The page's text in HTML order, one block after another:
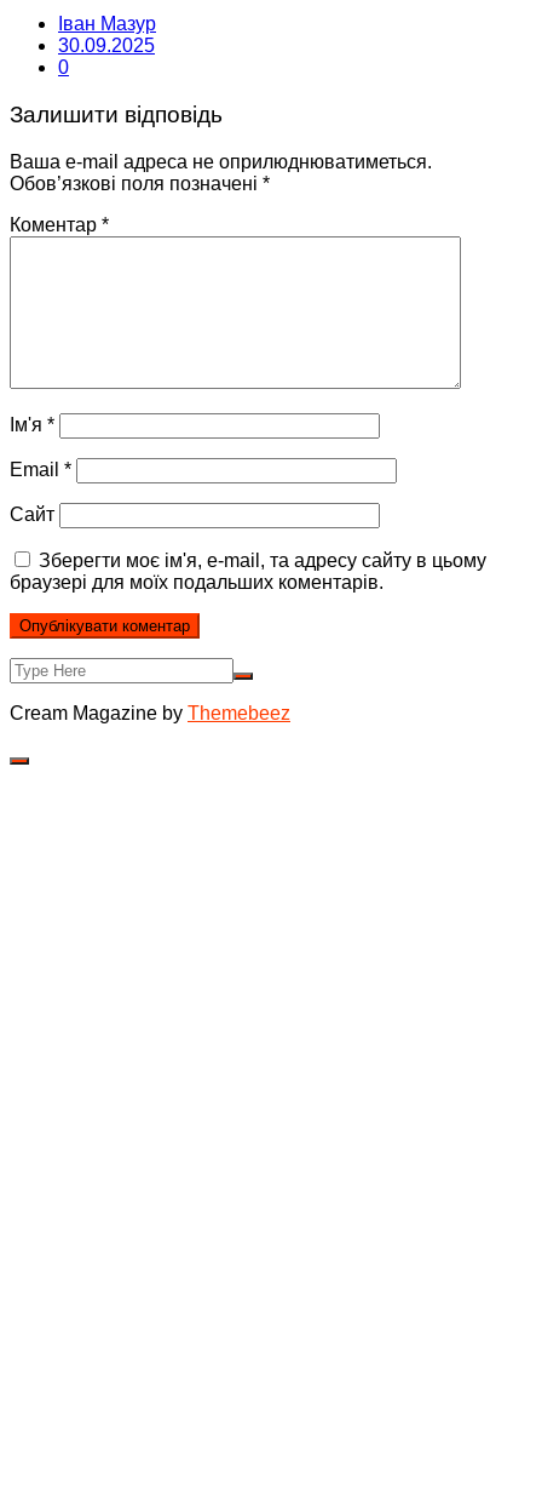
Іван Мазур
30.09.2025
0
Залишити відповідь
Ваша e-mail адреса не оприлюднюватиметься.
Обов’язкові поля позначені *
Коментар *
Ім'я *
Email *
Сайт
Зберегти моє ім'я, e-mail, та адресу сайту в цьому
браузері для моїх подальших коментарів.
Cream Magazine by Themebeez